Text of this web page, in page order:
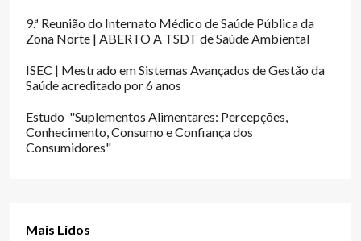
9.ª Reunião do Internato Médico de Saúde Pública da
Zona Norte | ABERTO A TSDT de Saúde Ambiental
ISEC | Mestrado em Sistemas Avançados de Gestão da
Saúde acreditado por 6 anos
Estudo "Suplementos Alimentares: Percepções,
Conhecimento, Consumo e Confiança dos
Consumidores"
Mais Lidos